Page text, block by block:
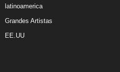
latinoamerica
Grandes Artistas
EE.UU